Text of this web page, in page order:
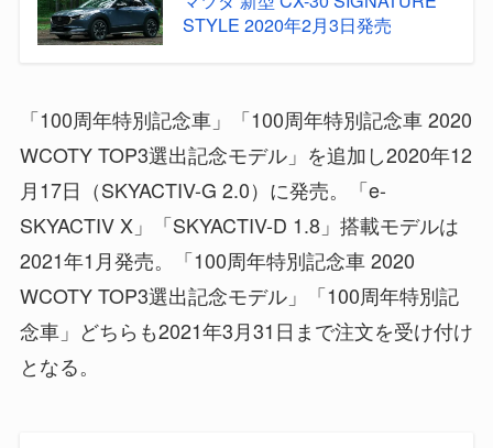
STYLE 2020年2月3日発売
「100周年特別記念車」「100周年特別記念車 2020
WCOTY TOP3選出記念モデル」を追加し2020年12
月17日（SKYACTIV-G 2.0）に発売。「e-
SKYACTIV X」「SKYACTIV-D 1.8」搭載モデルは
2021年1月発売。「100周年特別記念車 2020
WCOTY TOP3選出記念モデル」「100周年特別記
念車」どちらも2021年3月31日まで注文を受け付け
となる。